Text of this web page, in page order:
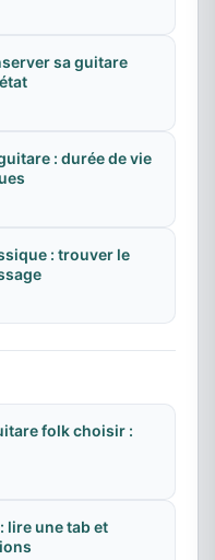
sa guitare
: durée de vie
: trouver le
folk choisir :
lire une tab et